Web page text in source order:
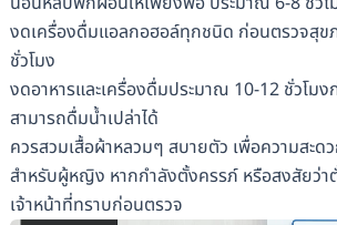
งดเครื่องดื่มแอลกอฮอล์ทุกชนิด ก่อนตรวจสุข
ชั่วโมง
งดอาหารและเครื่องดื่มประมาณ 10-12 ชั่วโม
สามารถดื่มน้ำเปล่าได้
ควรสวมเสื้อผ้าหลวมๆ สบายตัว เพื่อความสะด
สำหรับผู้หญิง หากกำลังตั้งครรภ์ หรือสงสัยว่า
เจ้าหน้าที่ทราบก่อนตรวจ